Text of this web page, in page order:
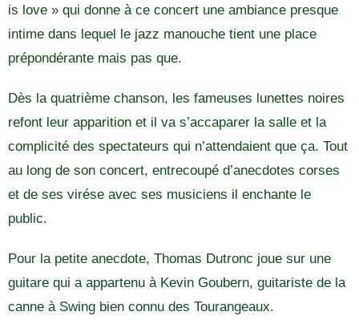
is love » qui donne à ce concert une ambiance presque
intime dans lequel le jazz manouche tient une place
prépondérante mais pas que.
Dès la quatrième chanson, les fameuses lunettes noires
refont leur apparition et il va s’accaparer la salle et la
complicité des spectateurs qui n’attendaient que ça. Tout
au long de son concert, entrecoupé d’anecdotes corses
et de ses virése avec ses musiciens il enchante le
public.
Pour la petite anecdote, Thomas Dutronc joue sur une
guitare qui a appartenu à Kevin Goubern, guitariste de la
canne à Swing bien connu des Tourangeaux.